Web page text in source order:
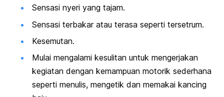
Sensasi nyeri yang tajam.
Sensasi terbakar atau terasa seperti tersetrum.
Kesemutan.
Mulai mengalami kesulitan untuk mengerjakan
kegiatan dengan kemampuan motorik sederhana
seperti menulis, mengetik dan memakai kancing